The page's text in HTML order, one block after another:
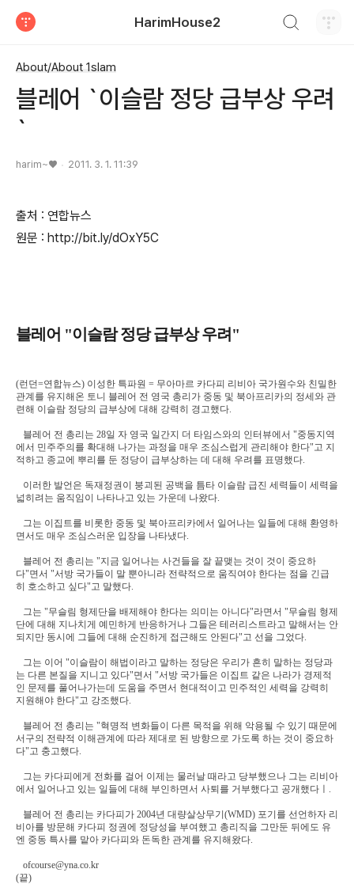
HarimHouse2
About/About 1slam
블레어 `이슬람 정당 급부상 우려
`
harim~♥ 2011. 3. 1. 11:39
출처 : 연합뉴스
원문 : http://bit.ly/dOxY5C
블레어 "이슬람 정당 급부상 우려"
(런던=연합뉴스) 이성한 특파원 = 무아마르 카다피 리비아 국가원수와 친밀한
관계를 유지해온 토니 블레어 전 영국 총리가 중동 및 북아프리카의 정세와 관
련해 이슬람 정당의 급부상에 대해 강력히 경고했다.
블레어 전 총리는 28일 자 영국 일간지 더 타임스와의 인터뷰에서 "중동지역
에서 민주주의를 확대해 나가는 과정을 매우 조심스럽게 관리해야 한다"고 지
적하고 종교에 뿌리를 둔 정당이 급부상하는 데 대해 우려를 표명했다.
이러한 발언은 독재정권이 붕괴된 공백을 틈타 이슬람 급진 세력들이 세력을
넓히려는 움직임이 나타나고 있는 가운데 나왔다.
그는 이집트를 비롯한 중동 및 북아프리카에서 일어나는 일들에 대해 환영하
면서도 매우 조심스러운 입장을 나타냈다.
블레어 전 총리는 "지금 일어나는 사건들을 잘 끝맺는 것이 것이 중요하
다"면서 "서방 국가들이 말 뿐아니라 전략적으로 움직여야 한다는 점을 긴급
히 호소하고 싶다"고 말했다.
그는 "무슬림 형제단을 배제해야 한다는 의미는 아니다"라면서 "무슬림 형제
단에 대해 지나치게 예민하게 반응하거나 그들은 테러리스트라고 말해서는 안
되지만 동시에 그들에 대해 순진하게 접근해도 안된다"고 선을 그었다.
그는 이어 "이슬람이 해법이라고 말하는 정당은 우리가 흔히 말하는 정당과
는 다른 본질을 지니고 있다"면서 "서방 국가들은 이집트 같은 나라가 경제적
인 문제를 풀어나가는데 도움을 주면서 현대적이고 민주적인 세력을 강력히
지원해야 한다"고 강조했다.
블레어 전 총리는 "혁명적 변화들이 다른 목적을 위해 악용될 수 있기 때문에
서구의 전략적 이해관계에 따라 제대로 된 방향으로 가도록 하는 것이 중요하
다"고 충고했다.
그는 카다피에게 전화를 걸어 이제는 물러날 때라고 당부했으나 그는 리비아
에서 일어나고 있는 일들에 대해 부인하면서 사퇴를 거부했다고 공개했다ㅣ.
블레어 전 총리는 카다피가 2004년 대량살상무기(WMD) 포기를 선언하자 리
비아를 방문해 카다피 정권에 정당성을 부여했고 총리직을 그만둔 뒤에도 유
엔 중동 특사를 맡아 카다피와 돈독한 관계를 유지해왔다.
ofcourse@yna.co.kr
(끝)